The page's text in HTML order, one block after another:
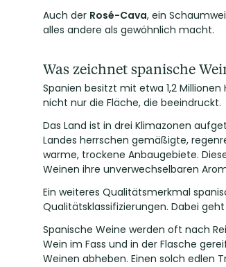
Auch der Rosé-Cava, ein
alles andere als gewöhnlich macht.
Was zeichnet spanische
Spanien besitzt mit etwa 1,2 Millionen
nicht nur die Fläche, die beeindruckt.
Das Land ist in drei Klimazonen
Landes herrschen gemäßigte,
warme, trockene Anbaugebiete.
Weinen ihre unverwechselbaren
Ein weiteres Qualitätsmerkmal
Qualitätsklassifizierungen. Dabei
Spanische Weine werden oft nach
Wein im Fass und in der Flasche
Weinen abheben. Einen solch edlen